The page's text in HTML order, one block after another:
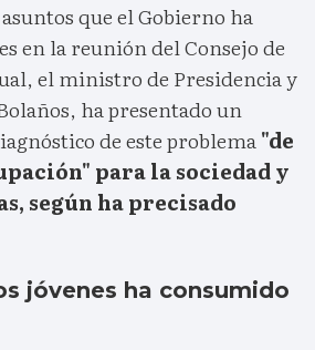
que el Gobierno ha
en la reunión del Consejo de
el ministro de Presidencia y
ha presentado un
de este problema"de
para la sociedad y
según ha precisado
jóvenes ha consumido